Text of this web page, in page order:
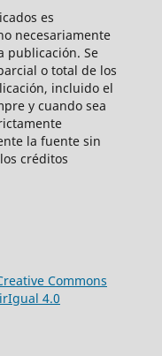
es
necesariamente
publicación. Se
o total de los
incluido el
y cuando sea
la fuente sin
créditos
Commons
4.0